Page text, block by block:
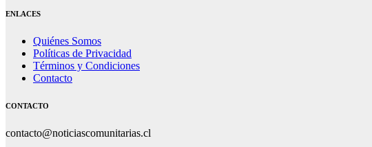
ENLACES
Quiénes Somos
Políticas de Privacidad
Términos y Condiciones
Contacto
CONTACTO
contacto@noticiascomunitarias.cl